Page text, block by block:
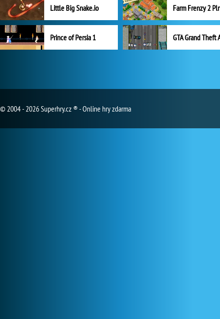
Little Big Snake.io
Prince of Persia 1 GTA Grand Theft
© 2004 - 2026 Superhry.cz ® - Online hry zdarma